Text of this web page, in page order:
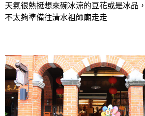
天氣很熱挺想來碗冰涼的豆花或是冰品
不太夠準備往清水祖師廟走走